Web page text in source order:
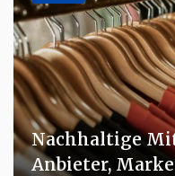
Nachhaltige
Anbieter,